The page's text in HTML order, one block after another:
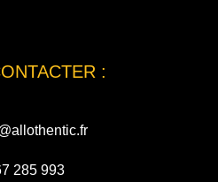
:
285 993